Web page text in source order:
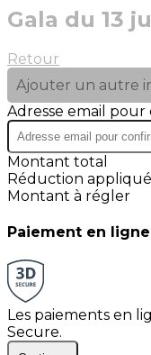
Gala du 13
Retour
Ajouter un autre
Adresse email
Montant total
Réduction
Montant à régler
Paiement en ligne
Les paiements en
Secure.